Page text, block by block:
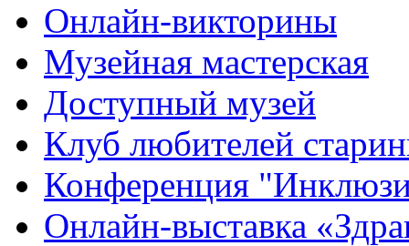
Онлайн-викторины
Музейная мастерская
Доступный музей
Клуб любителей
Конференция
Онлайн-выставка